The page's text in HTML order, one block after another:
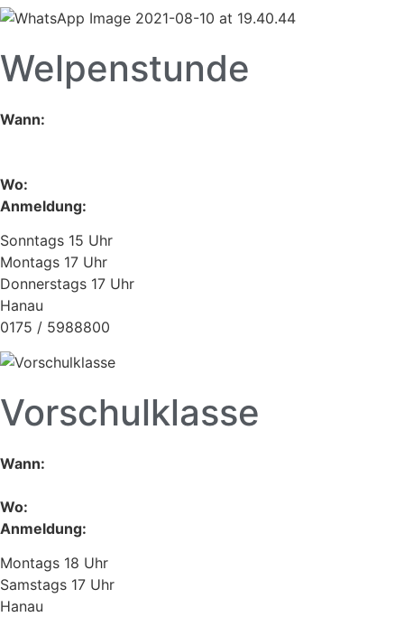
Welpenstunde
Wann:
Wo:
Anmeldung:
Sonntags 15 Uhr
Montags 17 Uhr
Donnerstags 17 Uhr
Hanau
0175 / 5988800
Vorschulklasse
Wann:
Wo:
Anmeldung:
Montags 18 Uhr
Samstags 17 Uhr
Hanau